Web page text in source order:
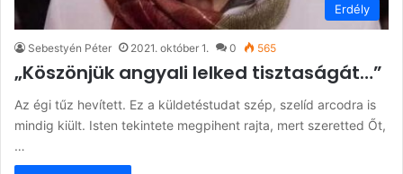
Erdély
Sebestyén Péter 2021. október 1. 0 565
„Köszönjük angyali lelked tisztaságát…”
Az égi tűz hevített. Ez a küldetéstudat szép, szelíd arcodra is
mindig kiült. Isten tekintete megpihent rajta, mert szeretted Őt,
…